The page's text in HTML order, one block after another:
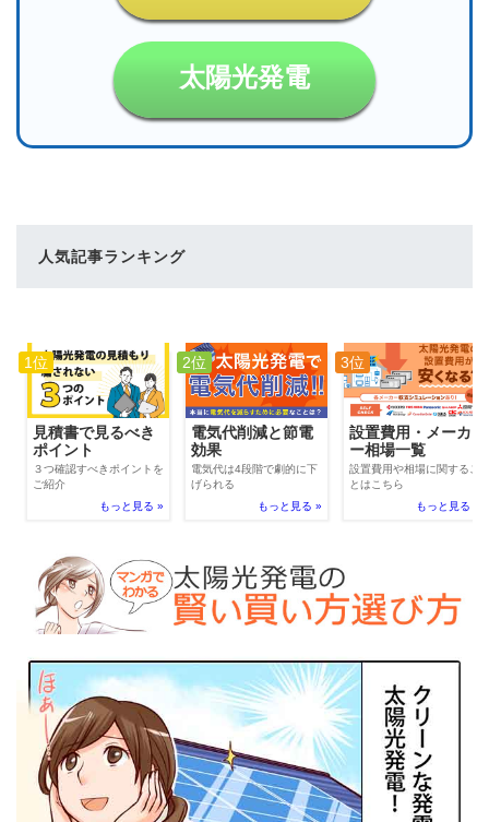
太陽光発電
人気記事ランキング
1位
見積書で見るべき
ポイント
３つ確認すべきポイントを
ご紹介
もっと見る »
2位
電気代削減と節電
効果
電気代は4段階で劇的に下
げられる
もっと見る »
3位
設置費用・メーカ
ー相場一覧
設置費用や相場に関するこ
とはこちら
もっと見る »